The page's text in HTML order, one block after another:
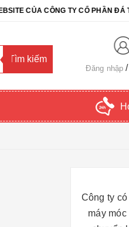
CỦA CÔNG TY CỔ PHẦN ĐÁ TỰ
Đăng nhập
Công ty
máy